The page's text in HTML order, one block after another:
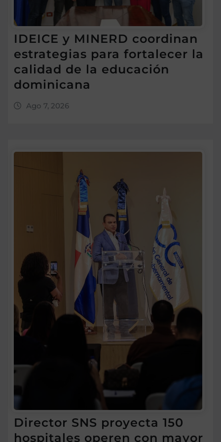
IDEICE y MINERD coordinan
estrategias para fortalecer la
calidad de la educación
dominicana
Ago 7, 2026
Director SNS proyecta 150
hospitales operen con mayor